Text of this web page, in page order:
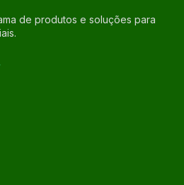
de produtos e soluções para